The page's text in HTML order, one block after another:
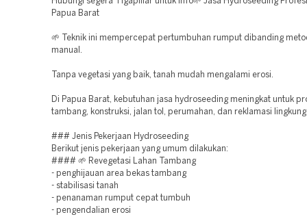
Papua Barat
🌱 Teknik ini mempercepat pertumbuhan rumput dibanding
manual.
Tanpa vegetasi yang baik, tanah mudah mengalami erosi.
Di Papua Barat, kebutuhan jasa hydroseeding meningkat untuk
tambang, konstruksi, jalan tol, perumahan, dan reklamasi
### Jenis Pekerjaan Hydroseeding
Berikut jenis pekerjaan yang umum dilakukan:
#### 🌱 Revegetasi Lahan Tambang
- penghijauan area bekas tambang
- stabilisasi tanah
- penanaman rumput cepat tumbuh
- pengendalian erosi